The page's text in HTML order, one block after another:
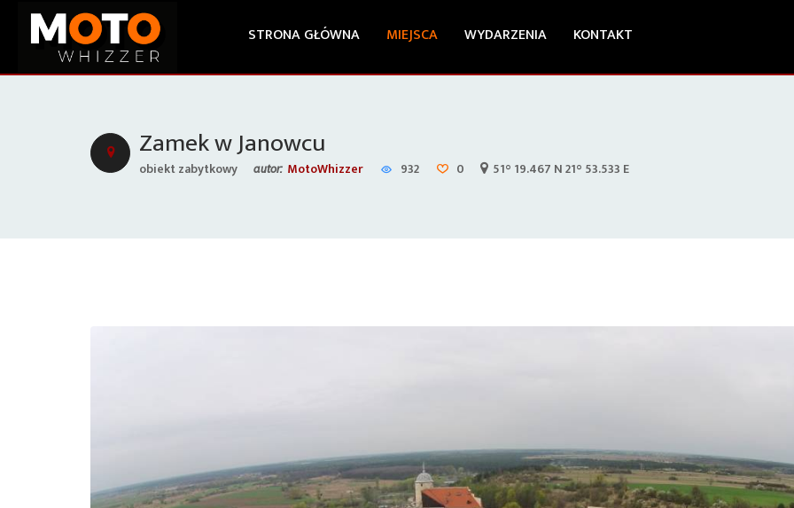
STRONA GŁÓWNA MIEJSCA WYDARZENIA KONTAKT
Zamek w Janowcu
obiekt zabytkowy autor: MotoWhizzer 932 0 51° 19.467 N 21° 53.533 E